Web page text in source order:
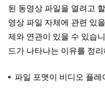
된 동영상 파일을 열려고
영상 파일 자체에 관련 있
제와 연관이 있을 수 있습
드가 나타나는 이유를 정
파일 포맷이 비디오 플